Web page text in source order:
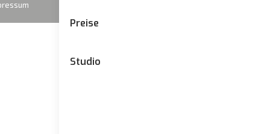
Preise
Studio